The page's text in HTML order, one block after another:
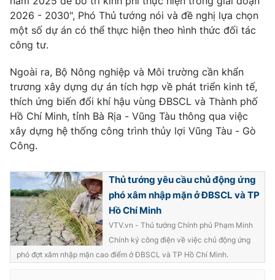
2026 - 2030", Phó Thủ tướng nói và đề nghị lựa chọn
một số dự án có thể thực hiện theo hình thức đối tác
công tư.
Ngoài ra, Bộ Nông nghiệp và Môi trường cần khẩn
trương xây dựng dự án tích hợp về phát triển kinh tế,
thích ứng biến đổi khí hậu vùng ĐBSCL và Thành phố
Hồ Chí Minh, tỉnh Bà Rịa - Vũng Tàu thông qua việc
xây dựng hệ thống công trình thủy lợi Vũng Tàu - Gò
Công.
Thủ tướng yêu cầu chủ động ứng
phó xâm nhập mặn ở ĐBSCL và TP
Hồ Chí Minh
VTV.vn - Thủ tướng Chính phủ Phạm Minh
Chính ký công điện về việc chủ động ứng
phó đợt xâm nhập mặn cao điểm ở ĐBSCL và TP Hồ Chí Minh.